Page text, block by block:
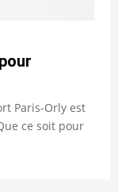
Paris-Orly est
ce soit pour